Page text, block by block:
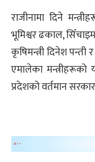
राजीनामा दिने
भूमिश्वर ढकाल,
कृषिमन्त्री दिनेश पन्ती
एमालेका मन्त्रीहरूको
प्रदेशको वर्तमान